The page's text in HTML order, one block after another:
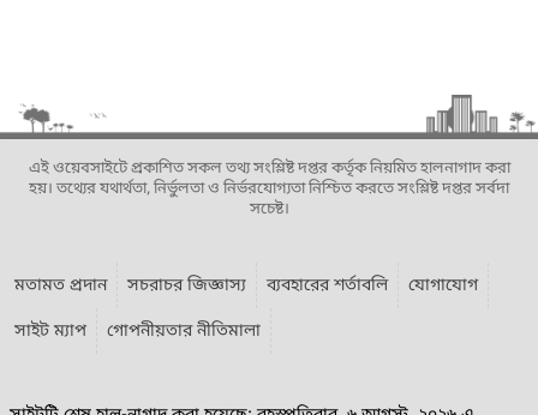
এই ওয়েবসাইটে প্রকাশিত সকল তথ্য সংশ্লিষ্ট দপ্তর কর্তৃক নিয়মিত হালনাগাদ করা
হয়। তথ্যের যথার্থতা, নির্ভুলতা ও নির্ভরযোগ্যতা নিশ্চিত করতে সংশ্লিষ্ট দপ্তর সর্বদা
সচেষ্ট।
মতামত প্রদান সচরাচর জিজ্ঞাস্য ব্যবহারের শর্তাবলি
যোগাযোগ
সাইট ম্যাপ
গোপনীয়তার নীতিমালা